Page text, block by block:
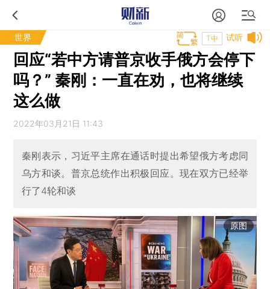
世界 试听
T中
回应“若中方请普京收手俄方会停下
吗？” 秦刚：一直在劝，也将继续
这么做
2022年03月21日 11:43
秦刚表示，习近平主席在通话时提出希望俄方考虑同
乌方和谈。普京总统作出积极回应。现在双方已经举
行了4轮和谈
原图